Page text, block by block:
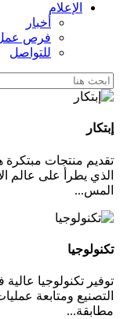
الإعلام
أخبار
فرص
للتواصل
إبتكار
تقديم منتجات مبتكرة
الذي يطرأ على عالم
المس...
تكنولوجيا
توفير تكنولوجيا
التصنيع ومتابعة
مطابقة...